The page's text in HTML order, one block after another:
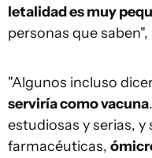
letalidad es muy
personas que
"Algunos incluso
serviría como vacuna
estudiosas y serias, y
farmacéuticas,